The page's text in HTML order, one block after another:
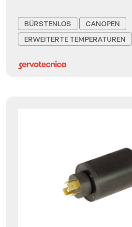
BÜRSTENLOS
CANOPEN
ERWEITERTE TEMPERATUREN